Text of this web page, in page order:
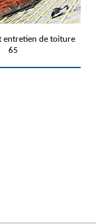
entretien de toiture
65